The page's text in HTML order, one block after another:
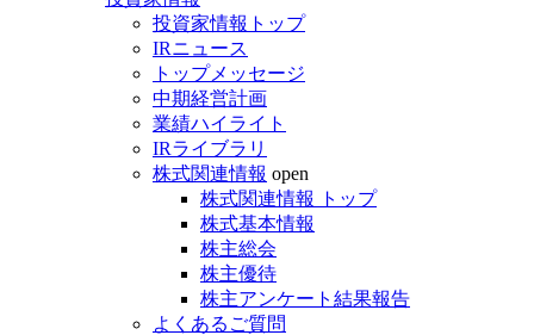
投資家情報トップ
IRニュース
トップメッセージ
中期経営計画
業績ハイライト
IRライブラリ
株式関連情報 open
株式関連情報 トップ
株式基本情報
株主総会
株主優待
株主アンケート結果報告
よくあるご質問